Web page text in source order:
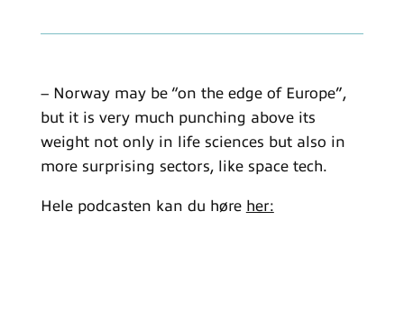
– Norway may be “on the edge of Europe”,
but it is very much punching above its
weight not only in life sciences but also in
more surprising sectors, like space tech.
Hele podcasten kan du høre her: